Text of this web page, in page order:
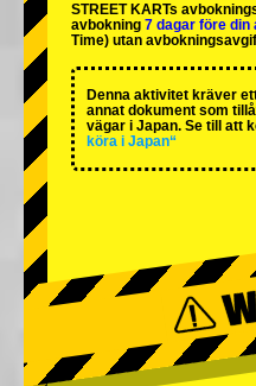
STREET KARTs
avbokning 7 dagar före din
Time) utan
Denna aktivitet kräver
annat dokument som
vägar i Japan. Se till att
köra i Japan“